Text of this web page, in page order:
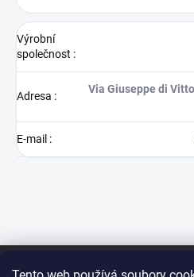
Výrobní
společnost :
Adresa :
Via Giuseppe di
E-mail :